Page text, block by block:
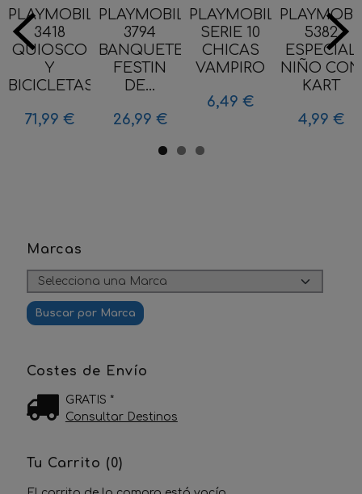
Marcas
Costes de Envío
GRATIS *
Consultar Destinos
Tu Carrito (0)
PLAYMOBIL
3418
QUIOSCO
Y
BICICLETAS...
71,99 €
PLAYMOBIL
3794
BANQUETE
FESTIN
DE...
26,99 €
PLAYMOBIL
SERIE 10
CHICAS
VAMPIRO
6,49 €
5382
ESPECIAL
NIÑO CON
KART
4,99 €